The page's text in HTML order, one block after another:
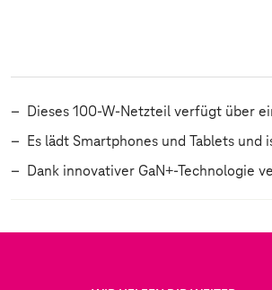
Dieses 100-W-Netzteil verfügt über
Es lädt Smartphones und Tablets
Dank innovativer GaN+-Technologie